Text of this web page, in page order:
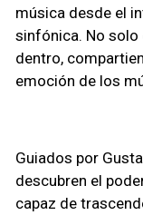
música desde el
sinfónica. No solo
dentro,
emoción de los
Guiados por
descubren el
capaz de